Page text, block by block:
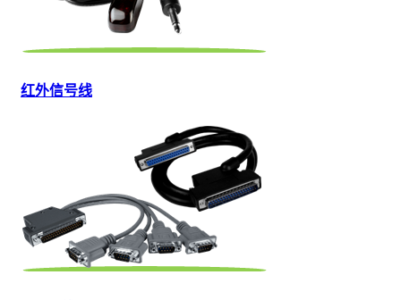
红外信号线